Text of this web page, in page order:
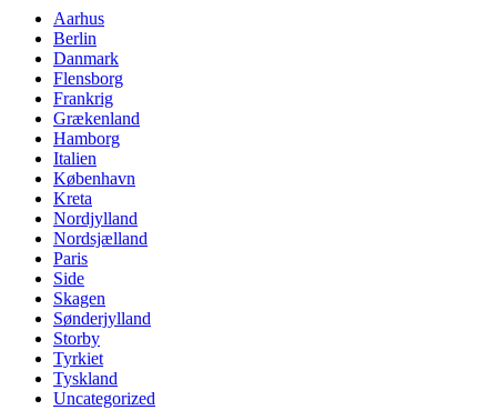
Aarhus
Berlin
Danmark
Flensborg
Frankrig
Grækenland
Hamborg
Italien
København
Kreta
Nordjylland
Nordsjælland
Paris
Side
Skagen
Sønderjylland
Storby
Tyrkiet
Tyskland
Uncategorized